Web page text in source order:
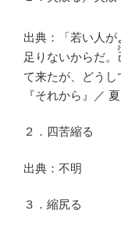
出典：「若い人が
足りないからだ。
て来たが、どうし
『それから』／
２．四苦縮る
出典：不明
３．縮尻る